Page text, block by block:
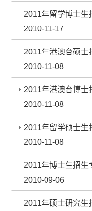
2011年留学博士生
2010-11-17
2011年港澳台硕士
2010-11-08
2011年港澳台博士
2010-11-08
2011年留学硕士生
2010-11-08
2011年博士生招生
2010-09-06
2011年硕士研究生